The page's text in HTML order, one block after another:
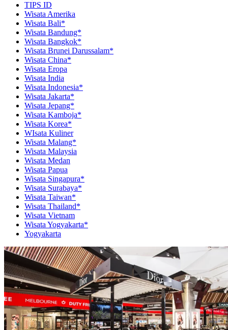
TIPS ID
Wisata Amerika
Wisata Bali*
Wisata Bandung*
Wisata Bangkok*
Wisata Brunei Darussalam*
Wisata China*
Wisata Eropa
Wisata India
Wisata Indonesia*
Wisata Jakarta*
Wisata Jepang*
Wisata Kamboja*
Wisata Korea*
WIsata Kuliner
Wisata Malang*
Wisata Malaysia
Wisata Medan
Wisata Papua
Wisata Singapura*
Wisata Surabaya*
Wisata Taiwan*
Wisata Thailand*
Wisata Vietnam
Wisata Yogyakarta*
Yogyakarta